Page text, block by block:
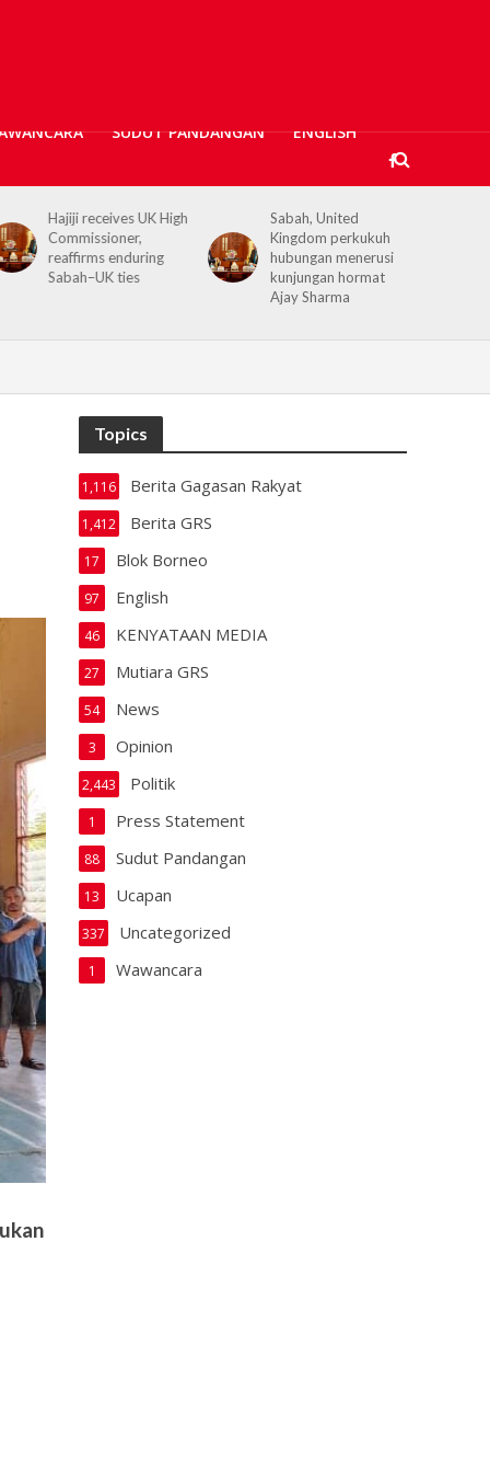
SUDUT PANDANGAN ENGLISH
receives UK High
enduring
ties
Sabah, United
Kingdom perkukuh
hubungan menerusi
kunjungan hormat
Ajay Sharma
Topics
Berita Gagasan Rakyat
1,116
Berita GRS
1,412
Blok Borneo
17
English
97
KENYATAAN MEDIA
46
Mutiara GRS
27
News
54
Opinion
3
Politik
2,443
Press Statement
1
Sudut Pandangan
88
Ucapan
13
Uncategorized
337
Wawancara
1